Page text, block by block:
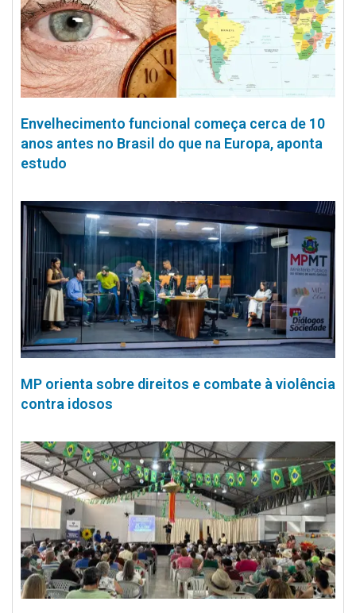
Envelhecimento funcional começa cerca de 10
anos antes no Brasil do que na Europa, aponta
estudo
MP orienta sobre direitos e combate à violência
contra idosos